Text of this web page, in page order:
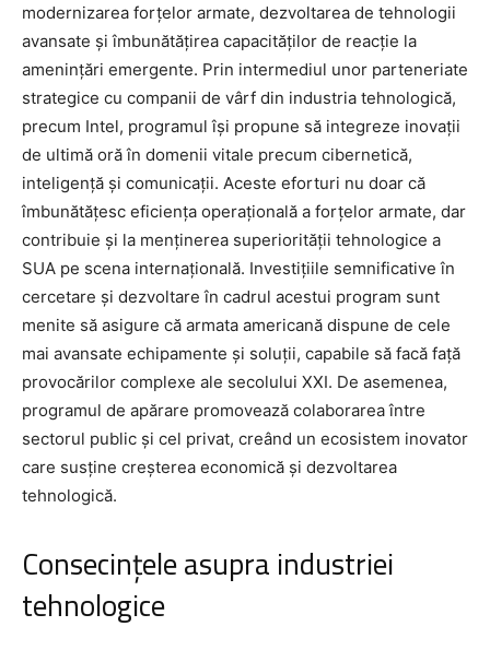
modernizarea forțelor armate, dezvoltarea de tehnologii
avansate și îmbunătățirea capacităților de reacție la
amenințări emergente. Prin intermediul unor parteneriate
strategice cu companii de vârf din industria tehnologică,
precum Intel, programul își propune să integreze inovații
de ultimă oră în domenii vitale precum cibernetică,
inteligență și comunicații. Aceste eforturi nu doar că
îmbunătățesc eficiența operațională a forțelor armate, dar
contribuie și la menținerea superiorității tehnologice a
SUA pe scena internațională. Investițiile semnificative în
cercetare și dezvoltare în cadrul acestui program sunt
menite să asigure că armata americană dispune de cele
mai avansate echipamente și soluții, capabile să facă față
provocărilor complexe ale secolului XXI. De asemenea,
programul de apărare promovează colaborarea între
sectorul public și cel privat, creând un ecosistem inovator
care susține creșterea economică și dezvoltarea
tehnologică.
Consecințele asupra industriei
tehnologice